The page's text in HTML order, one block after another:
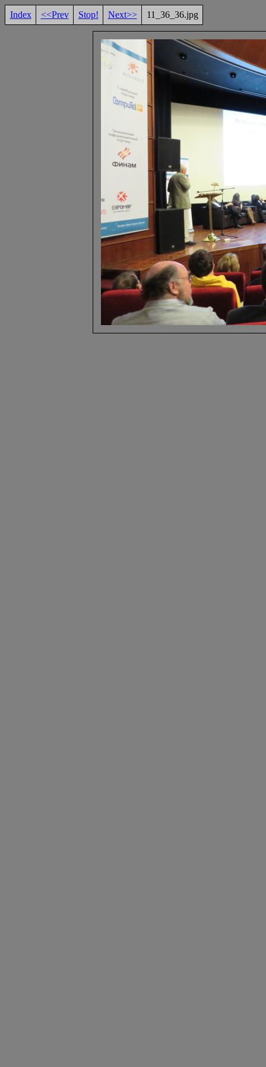
Index <<Prev Stop! Next>> 11_36_36.jpg